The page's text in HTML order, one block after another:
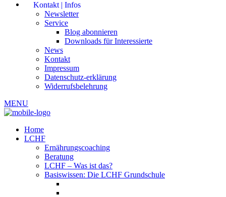
Kontakt | Infos
Newsletter
Service
Blog abonnieren
Downloads für Interessierte
News
Kontakt
Impressum
Datenschutz-erklärung
Widerrufsbelehrung
MENU
Home
LCHF
Ernährungscoaching
Beratung
LCHF – Was ist das?
Basiswissen: Die LCHF Grundschule